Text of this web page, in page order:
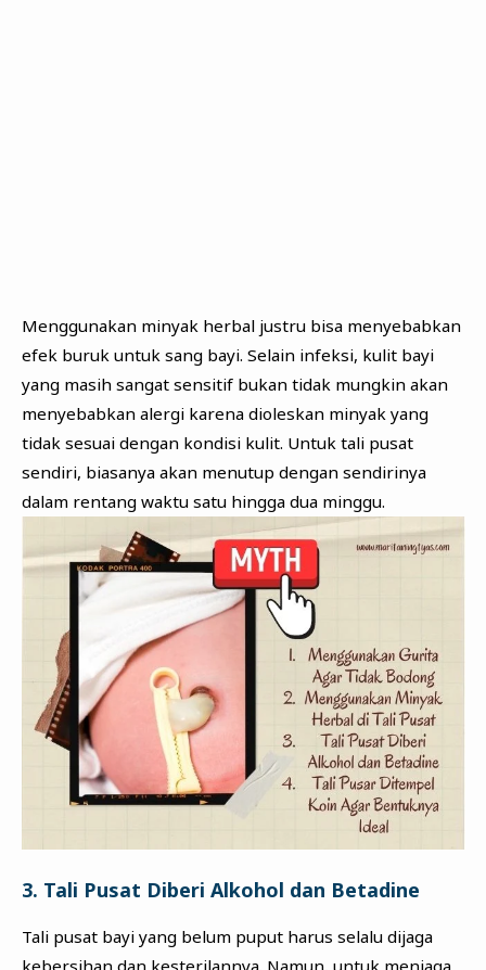
Menggunakan minyak herbal justru bisa menyebabkan
efek buruk untuk sang bayi. Selain infeksi, kulit bayi
yang masih sangat sensitif bukan tidak mungkin akan
menyebabkan alergi karena dioleskan minyak yang
tidak sesuai dengan kondisi kulit. Untuk tali pusat
sendiri, biasanya akan menutup dengan sendirinya
dalam rentang waktu satu hingga dua minggu.
3. Tali Pusat Diberi Alkohol dan Betadine
Tali pusat bayi yang belum puput harus selalu dijaga